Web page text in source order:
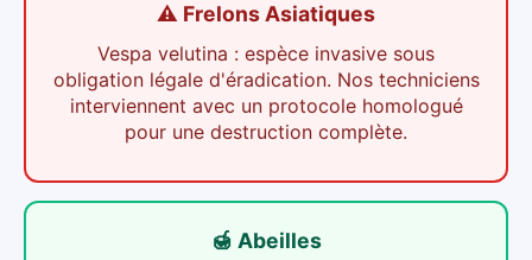
⚠️ Frelons Asiatiques
Vespa velutina : espèce invasive sous
obligation légale d'éradication. Nos techniciens
interviennent avec un protocole homologué
pour une destruction complète.
🍯 Abeilles